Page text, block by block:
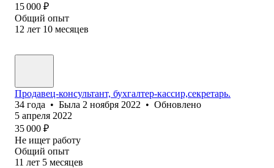
15 000 ₽
Общий опыт
12 лет 10 месяцев
Продавец-консультант, бухгалтер-кассир,секретарь.
34 года • Была 2 ноября 2022 • Обновлено
5 апреля 2022
35 000 ₽
Не ищет работу
Общий опыт
11 лет 5 месяцев